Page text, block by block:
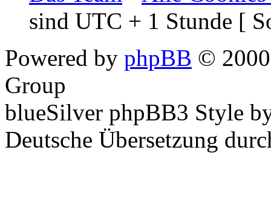
sind UTC + 1 Stunde [
Powered by phpBB ©
Group
blueSilver phpBB3 Style
Deutsche Übersetzung